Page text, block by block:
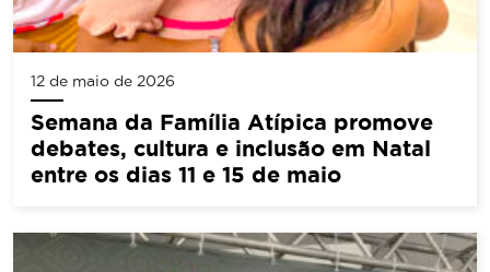
12 de maio de 2026
Semana da Família Atípica promove
debates, cultura e inclusão em Natal
entre os dias 11 e 15 de maio